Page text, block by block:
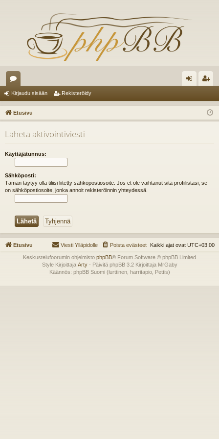
es
ku
st
el
ua
ee
au
du
ist
er
Kirjaudu sisään Rekisteröidy
Etusivu
Lähetä aktivointiviesti
Käyttäjätunnus:
Sähköposti:
Tämän täytyy olla tiliisi liitetty sähköpostiosoite. Jos et ole vaihtanut sitä profiilistasi, se
on sähköpostiosoite, jonka annoit rekisteröinnin yhteydessä.
Etusivu Kaikki ajat ovat UTC+03:00
Poista evästeet
Viesti Ylläpidolle
Keskustelufoorumin ohjelmisto phpBB® Forum Software © phpBB Limited
Style Kirjoittaja Arty- Päivitä phpBB 3.2 Kirjoittaja MrGaby
Käännös: phpBB Suomi (lurttinen, harritapio, Pettis)